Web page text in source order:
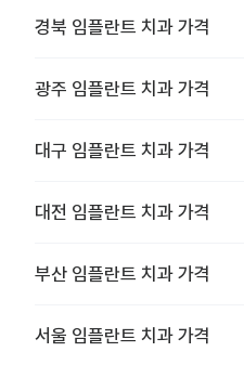
경북 임플란트 치과 가격
광주 임플란트 치과 가격
대구 임플란트 치과 가격
대전 임플란트 치과 가격
부산 임플란트 치과 가격
서울 임플란트 치과 가격